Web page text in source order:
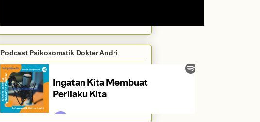
Podcast Psikosomatik Dokter Andri